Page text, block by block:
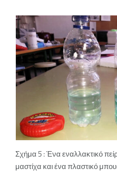
Σχήμα 5 : Ένα εναλλακτικό
μαστίχα και ένα πλαστικό